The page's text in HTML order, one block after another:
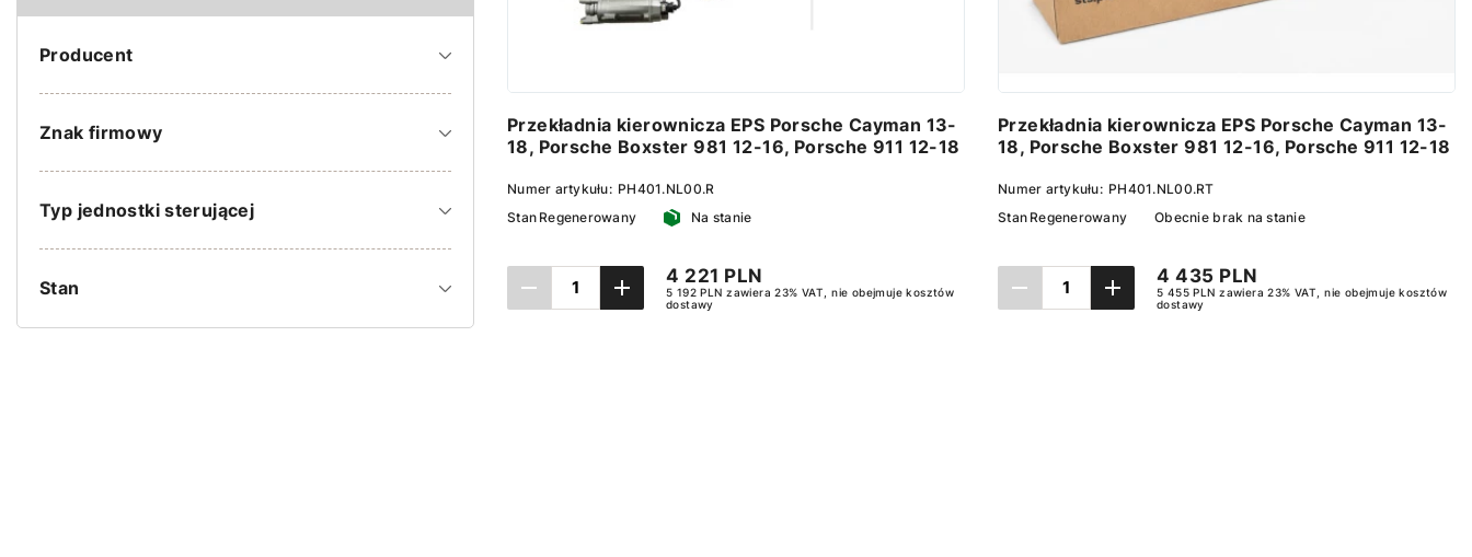
Producent
Znak firmowy
Typ jednostki sterującej
Stan
Przekładnia kierownicza EPS Porsche Cayman 13-
18, Porsche Boxster 981 12-16, Porsche 911 12-18
Numer artykułu: PH401.NL00.R
Stan Regenerowany Na stanie
4 221 PLN
5 192 PLN zawiera 23% VAT, nie obejmuje kosztów
dostawy
Przekładnia kierownicza EPS Porsche Cayman 13-
18, Porsche Boxster 981 12-16, Porsche 911 12-18
Numer artykułu: PH401.NL00.RT
Stan Regenerowany Obecnie brak na stanie
4 435 PLN
5 455 PLN zawiera 23% VAT, nie obejmuje kosztów
dostawy